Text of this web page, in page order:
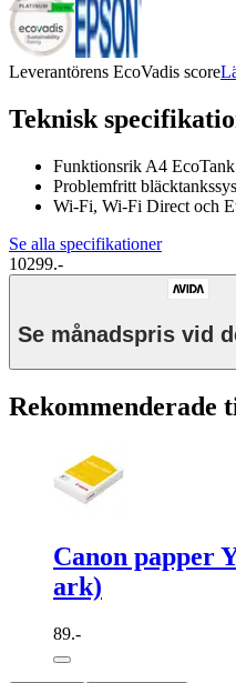
Leverantörens EcoVadis score
Teknisk
Funktionsrik A4 EcoTank
Problemfritt
Wi-Fi, Wi-Fi Direct och
Se alla specifikationer
10299.-
Se månadspris vid
Rekommenderade
Canon papper
ark)
89.-